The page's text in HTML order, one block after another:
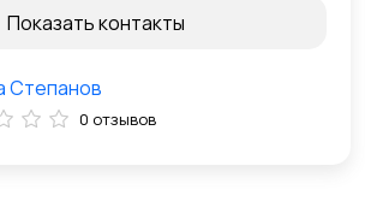
Показать контакты
Степанов
0 отзывов